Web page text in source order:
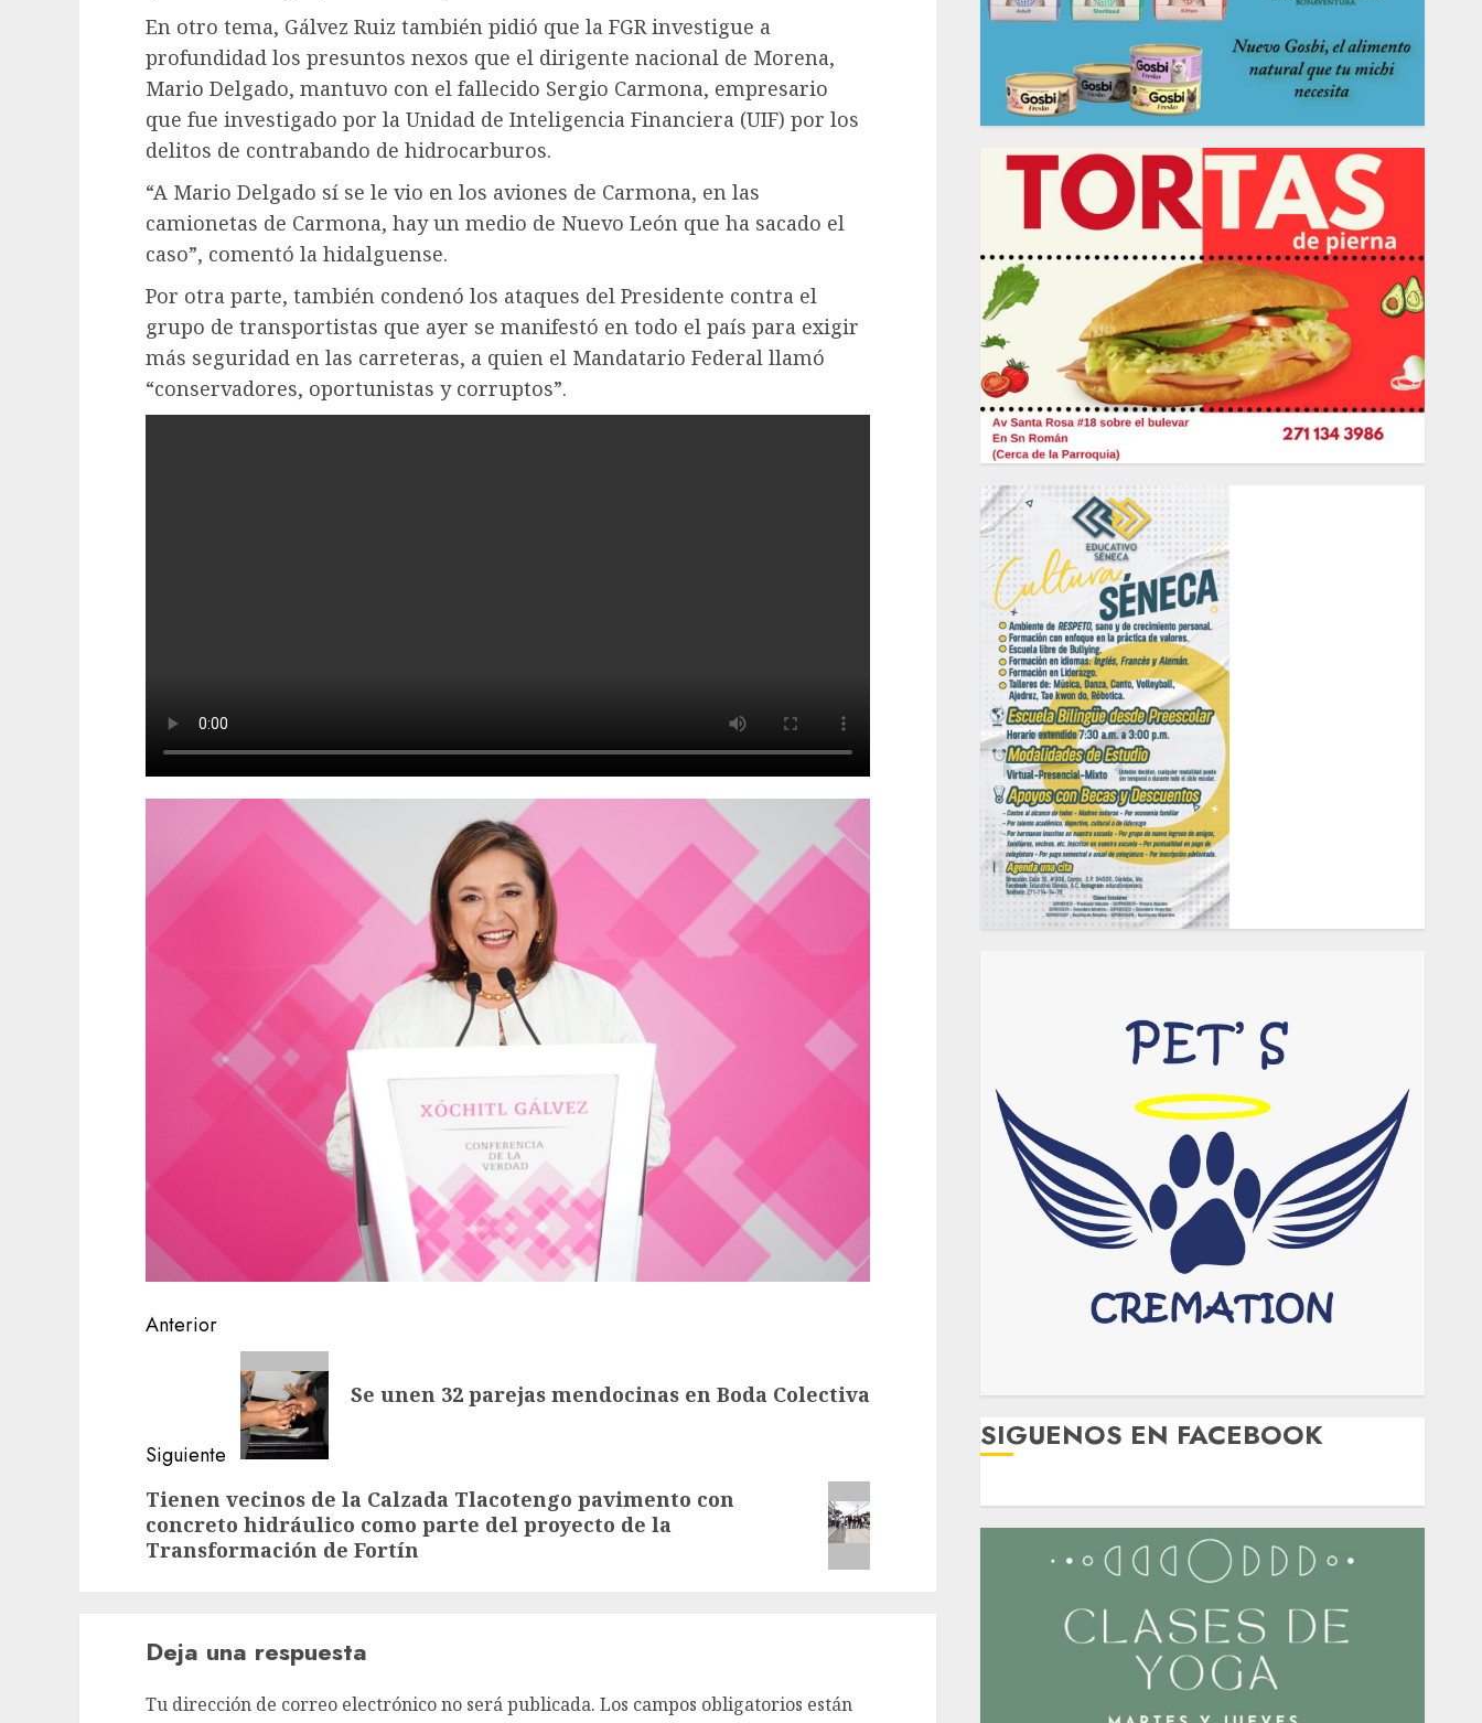
En otro tema, Gálvez Ruiz también pidió que la FGR investigue a
profundidad los presuntos nexos que el dirigente nacional de Morena,
Mario Delgado, mantuvo con el fallecido Sergio Carmona, empresario
que fue investigado por la Unidad de Inteligencia Financiera (UIF) por los
delitos de contrabando de hidrocarburos.
“A Mario Delgado sí se le vio en los aviones de Carmona, en las
camionetas de Carmona, hay un medio de Nuevo León que ha sacado el
caso”, comentó la hidalguense.
Por otra parte, también condenó los ataques del Presidente contra el
grupo de transportistas que ayer se manifestó en todo el país para exigir
más seguridad en las carreteras, a quien el Mandatario Federal llamó
“conservadores, oportunistas y corruptos”.
Navegación
entradas
Anterior
Se unen 32 parejas mendocinas en Boda Colectiva
Siguiente
Siguiente
entrada:
Tienen vecinos de la Calzada Tlacotengo pavimento con
concreto hidráulico como parte del proyecto de la
Transformación de Fortín
Deja una respuesta
Tu dirección de correo electrónico no será publicada. Los campos obligatorios están
SIGUENOS EN FACEBOOK